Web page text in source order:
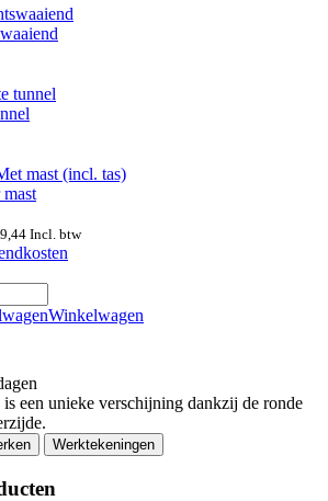
tunnel
mast (incl. tas)
Incl. btw
Winkelwagen
een unieke verschijning dankzij de ronde
Werktekeningen